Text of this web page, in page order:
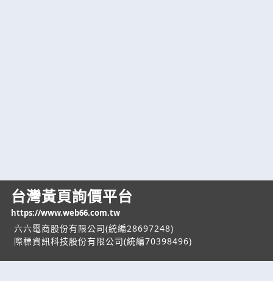
台灣黃頁詢價平台
https://www.web66.com.tw
六六電商股份有限公司(統編28697248)
際標資訊科技股份有限公司(統編70398496)